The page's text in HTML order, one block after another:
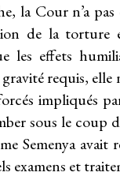
la Cour n’a
de la torture
les effets
requis, elle
impliqués
sous le coup
Semenya avait
examens et